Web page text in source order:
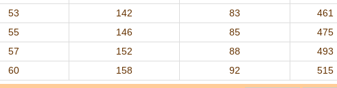
53 142 83
461
55 146 85
475
57 152 88
493
60 158 92 515